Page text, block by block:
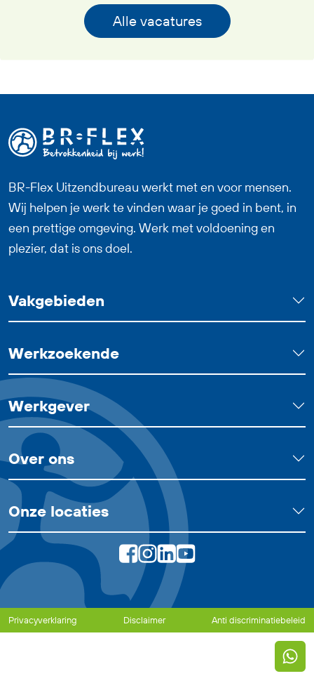
ontvangt een bruto maandsalaris tussen
€2.800,- en €3.350,-, werkt in dagdienst
een vaste baan. Deze functie als
Productiemedewerker Bouwelementen
past goed bij iemand die graag met zijn
handen werkt, nauwkeurig is en trots wil
zijn op het eindresultaat.
Alle vacatures
BR-Flex Uitzendbureau werkt met en voor mensen.
Wij helpen je werk te vinden waar je goed in bent, in
een prettige omgeving. Werk met voldoening en
plezier, dat is ons doel.
Vakgebieden
Werkzoekende
Werkgever
Over ons
Onze locaties
Privacyverklaring Disclaimer Anti discriminatiebeleid